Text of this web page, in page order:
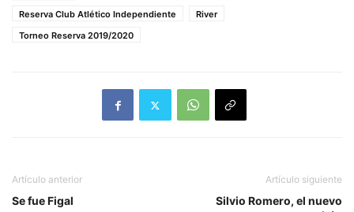
Reserva Club Atlético Independiente
River
Torneo Reserva 2019/2020
Artículo anterior
Se fue Figal
Artículo siguiente
Silvio Romero, el nuevo